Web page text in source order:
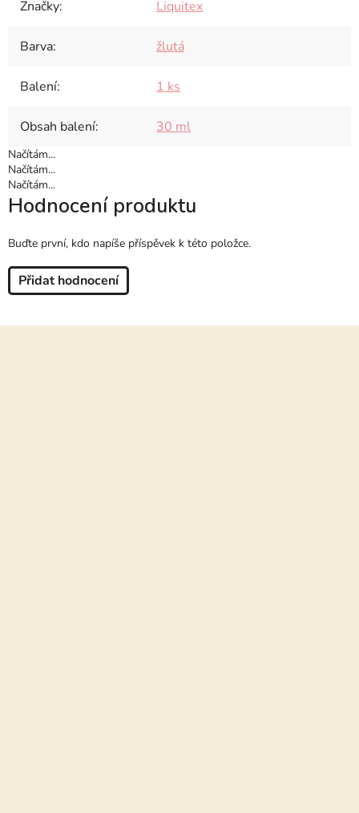
Značky: Liquitex
Barva: žlutá
Balení: 1 ks
Obsah balení: 30 ml
Načítám...
Načítám...
Načítám...
Hodnocení produktu
Buďte první, kdo napíše příspěvek k této položce.
Přidat hodnocení